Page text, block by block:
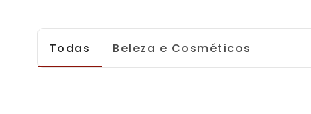
Todas Beleza e Cosméticos